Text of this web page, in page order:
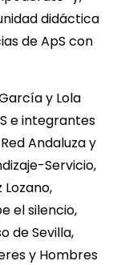
didáctica
de ApS con
y Lola
e integrantes
Andaluza y
Servicio,
el silencio,
de Sevilla,
y Hombres